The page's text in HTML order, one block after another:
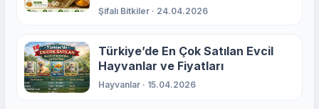
Şifalı Bitkiler · 24.04.2026
Türkiye’de En Çok Satılan Evcil
Hayvanlar ve Fiyatları
Hayvanlar · 15.04.2026